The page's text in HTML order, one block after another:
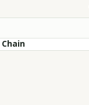
Chain